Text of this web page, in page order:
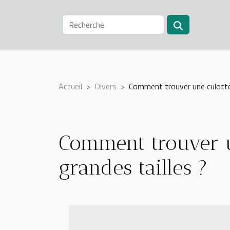
Accueil Divers Comment trouver une
Comment trouver
grandes tailles ?